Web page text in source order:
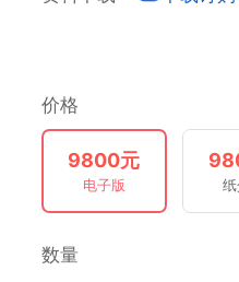
价格
9800元
电子版
数量